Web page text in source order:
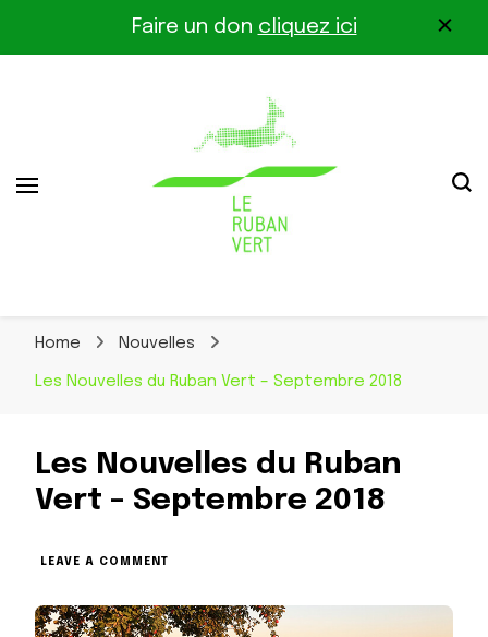
Faire un don cliquez ici
Le Ruban Vert
Home Nouvelles
Les Nouvelles du Ruban Vert – Septembre 2018
Les Nouvelles du Ruban
Vert – Septembre 2018
LEAVE A COMMENT
DU